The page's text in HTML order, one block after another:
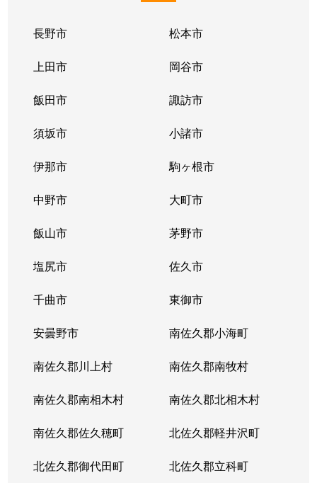
長野市 松本市
上田市 岡谷市
飯田市 諏訪市
須坂市 小諸市
伊那市 駒ヶ根市
中野市 大町市
飯山市 茅野市
塩尻市 佐久市
千曲市 東御市
安曇野市 南佐久郡小海町
南佐久郡川上村 南佐久郡南牧村
南佐久郡南相木村 南佐久郡北相木村
南佐久郡佐久穂町 北佐久郡軽井沢町
北佐久郡御代田町 北佐久郡立科町